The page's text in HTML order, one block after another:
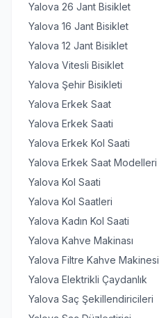
Yalova 26 Jant Bisiklet
Yalova 16 Jant Bisiklet
Yalova 12 Jant Bisiklet
Yalova Vitesli Bisiklet
Yalova Şehir Bisikleti
Yalova Erkek Saat
Yalova Erkek Saati
Yalova Erkek Kol Saati
Yalova Erkek Saat Modelleri
Yalova Kol Saati
Yalova Kol Saatleri
Yalova Kadın Kol Saati
Yalova Kahve Makinası
Yalova Filtre Kahve Makinesi
Yalova Elektrikli Çaydanlık
Yalova Saç Şekillendiricileri